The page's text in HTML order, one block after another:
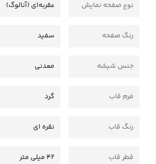
نوع صفحه نمایش عقربه‌ای (آنالوگ)
رنگ صفحه سفید
جنس شیشه معدنی
فرم قاب گرد
رنگ قاب نقره ای
قطر قاب 42 میلی متر